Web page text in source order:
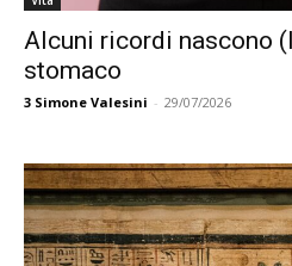
Alcuni ricordi nascono
stomaco
3 Simone Valesini - 29/07/2026